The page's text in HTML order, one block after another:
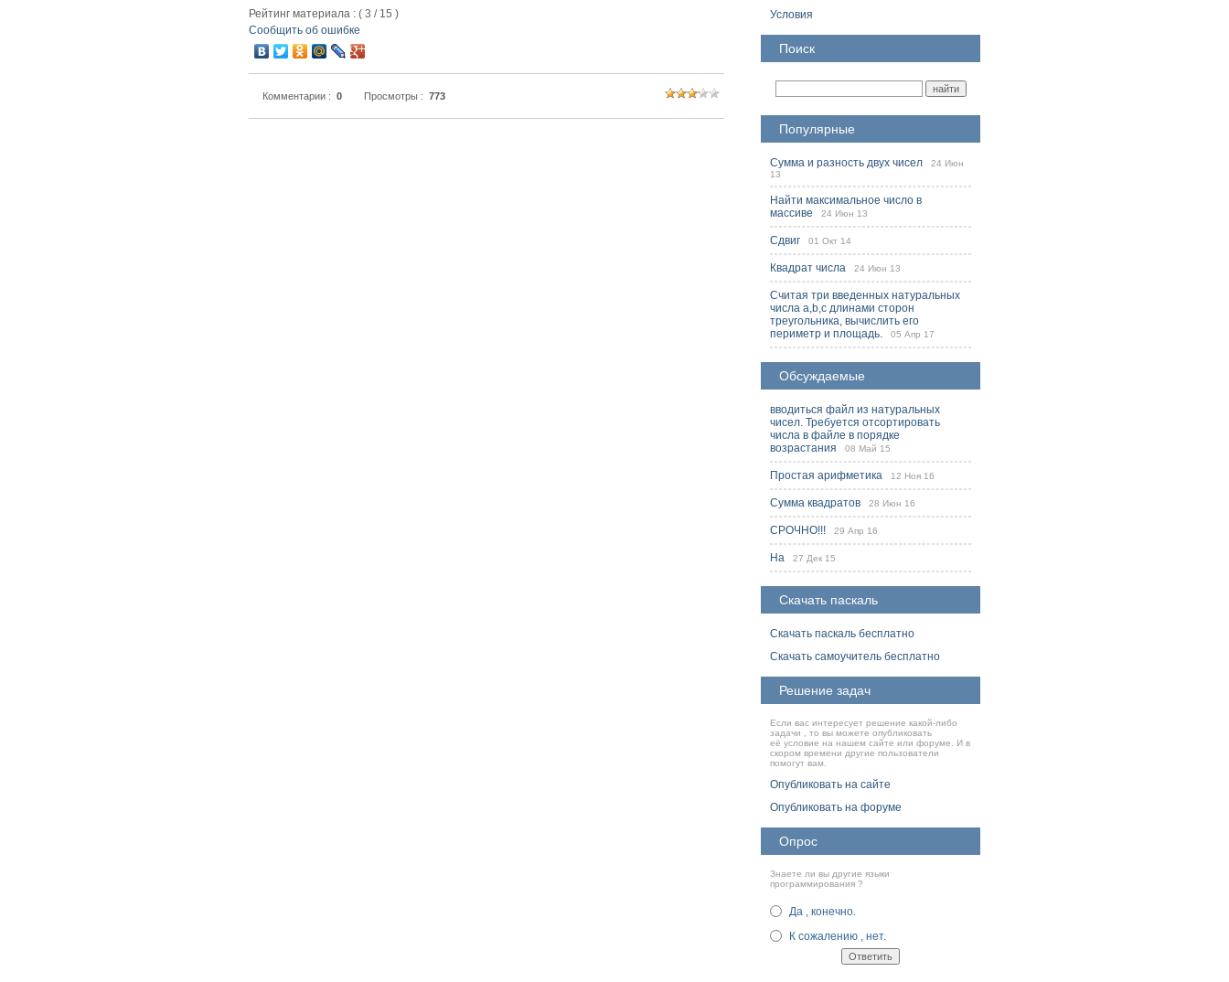
Рейтинг материала : ( 3 / 15 )
Сообщить об ошибке
Комментарии : 0 Просмотры : 773
Условия
Поиск
Популярные
Сумма и разность двух чисел 24 Июн
13
Найти максимальное число в
массиве 24 Июн 13
Сдвиг 01 Окт 14
Квадрат числа 24 Июн 13
Считая три введенных натуральных
числа a,b,c длинами сторон
треугольника, вычислить его
периметр и площадь. 05 Апр 17
Обсуждаемые
вводиться файл из натуральных
чисел. Требуется отсортировать
числа в файле в порядке
возрастания 08 Май 15
Простая арифметика 12 Ноя 16
Сумма квадратов 28 Июн 16
СРОЧНО!!! 29 Апр 16
На 27 Дек 15
Скачать паскаль
Скачать паскаль бесплатно
Скачать самоучитель бесплатно
Решение задач
Если вас интересует решение какой-либо
задачи , то вы можете опубликовать
её условие на нашем сайте или форуме. И в
скором времени другие пользователи
помогут вам.
Опубликовать на сайте
Опубликовать на форуме
Опрос
Знаете ли вы другие языки
программирования ?
Да , конечно.
К сожалению , нет.